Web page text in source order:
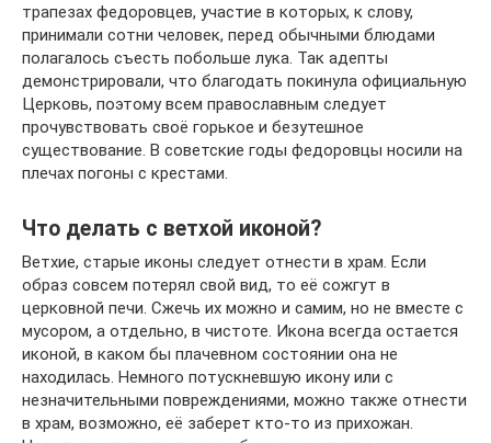
трапезах федоровцев, участие в которых, к слову,
принимали сотни человек, перед обычными блюдами
полагалось съесть побольше лука. Так адепты
демонстрировали, что благодать покинула официальную
Церковь, поэтому всем православным следует
прочувствовать своё горькое и безутешное
существование. В советские годы федоровцы носили на
плечах погоны с крестами.
Что делать с ветхой иконой?
Ветхие, старые иконы следует отнести в храм. Если
образ совсем потерял свой вид, то её сожгут в
церковной печи. Сжечь их можно и самим, но не вместе с
мусором, а отдельно, в чистоте. Икона всегда остается
иконой, в каком бы плачевном состоянии она не
находилась. Немного потускневшую икону или с
незначительными повреждениями, можно также отнести
в храм, возможно, её заберет кто-то из прихожан.